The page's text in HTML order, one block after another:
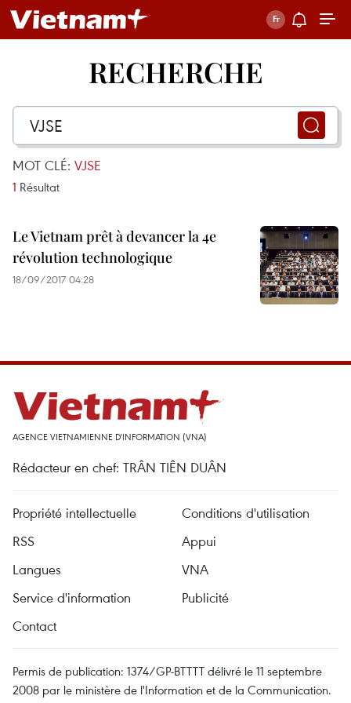
RECHERCHE
MOT CLÉ: VJSE
1 Résultat
Le Vietnam prêt à devancer la 4e
révolution technologique
18/09/2017 04:28
AGENCE VIETNAMIENNE D'INFORMATION (VNA)
Rédacteur en chef: TRÂN TIÊN DUÂN
Propriété intellectuelle
Conditions d'utilisation
RSS
Appui
Langues
VNA
Service d'information
Publicité
Contact
Permis de publication: 1374/GP-BTTTT délivré le 11 septembre
2008 par le ministère de l'Information et de la Communication.